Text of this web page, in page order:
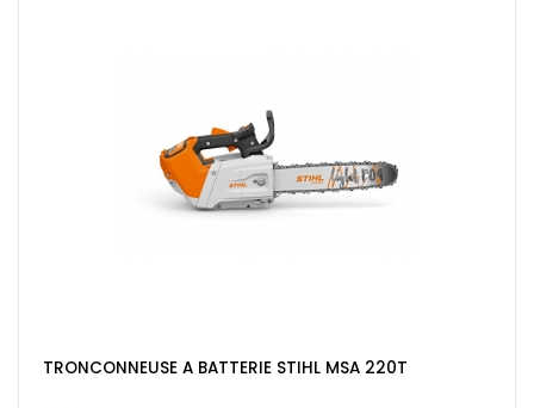
TRONCONNEUSE A BATTERIE STIHL MSA 220T